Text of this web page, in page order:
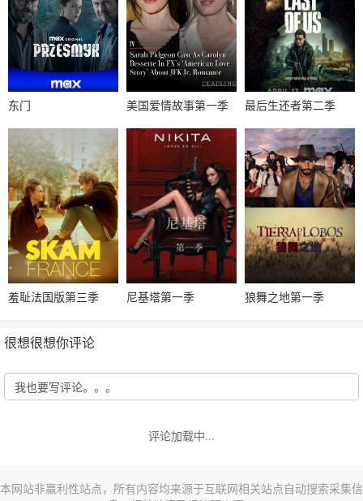
东门 美国爱情故事第一季 最后生还者第二季
羞耻法国版第三季 尼基塔第一季 狼舞之地第一季
很想很想你评论
评论加载中...
本网站非赢利性站点，所有内容均来源于互联网相关站点自动搜索采集信